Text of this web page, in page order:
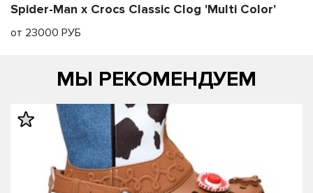
Spider-Man x Crocs Classic Clog 'Multi Color'
от 23000 РУБ
МЫ РЕКОМЕНДУЕМ